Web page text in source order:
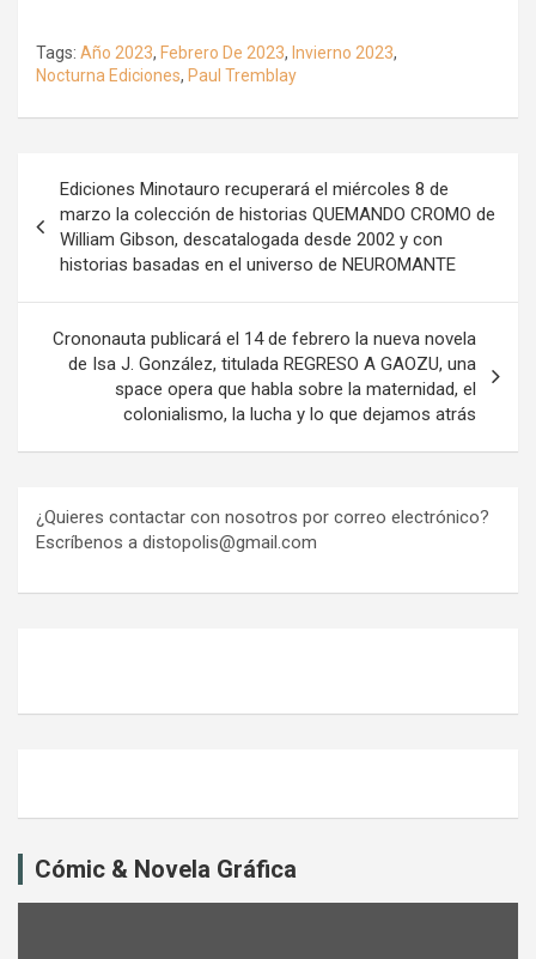
Tags: Año 2023, Febrero De 2023, Invierno 2023,
Nocturna Ediciones, Paul Tremblay
entradas
Ediciones Minotauro recuperará el miércoles 8 de
marzo la colección de historias QUEMANDO CROMO de
William Gibson, descatalogada desde 2002 y con
historias basadas en el universo de NEUROMANTE
Crononauta publicará el 14 de febrero la nueva novela
de Isa J. González, titulada REGRESO A GAOZU, una
space opera que habla sobre la maternidad, el
colonialismo, la lucha y lo que dejamos atrás
¿Quieres contactar con nosotros por correo electrónico?
Escríbenos a distopolis@gmail.com
Cómic & Novela Gráfica